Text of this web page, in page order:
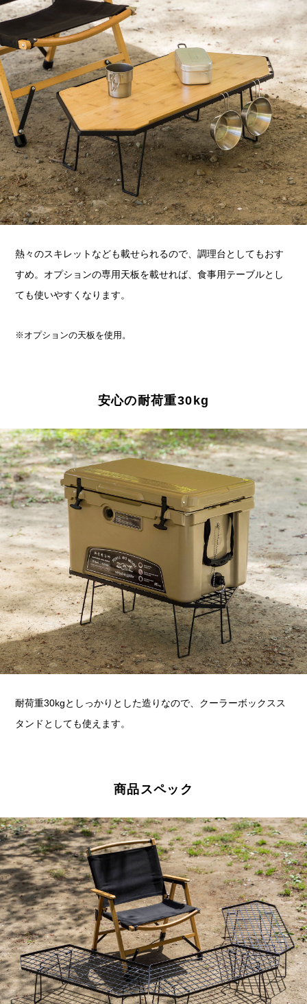
熱々のスキレットなども載せられるので、調理台としてもおす
すめ。オプションの専用天板を載せれば、食事用テーブルとし
ても使いやすくなります。
※オプションの天板を使用。
安心の耐荷重30kg
耐荷重30kgとしっかりとした造りなので、クーラーボックスス
タンドとしても使えます。
商品スペック